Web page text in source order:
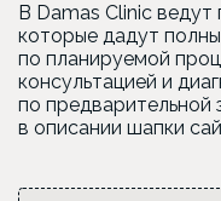
В Damas Clinic ведут
которые дадут
по планируемой
консультацией и
по предварительной
в описании шапки